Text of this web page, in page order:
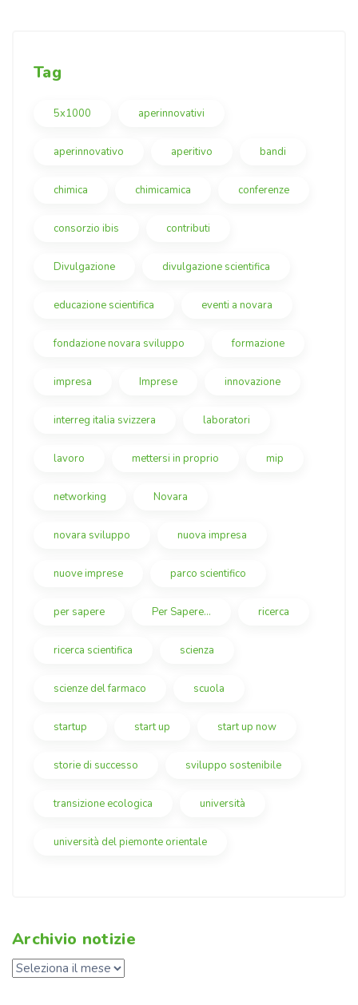
Tag
5x1000 aperinnovativi
aperinnovativo aperitivo bandi
chimica chimicamica conferenze
consorzio ibis contributi
Divulgazione divulgazione scientifica
educazione scientifica eventi a novara
fondazione novara sviluppo formazione
impresa Imprese innovazione
interreg italia svizzera laboratori
lavoro mettersi in proprio mip
networking Novara
novara sviluppo nuova impresa
nuove imprese parco scientifico
per sapere Per Sapere... ricerca
ricerca scientifica scienza
scienze del farmaco scuola
startup start up start up now
storie di successo sviluppo sostenibile
transizione ecologica università
università del piemonte orientale
Archivio notizie